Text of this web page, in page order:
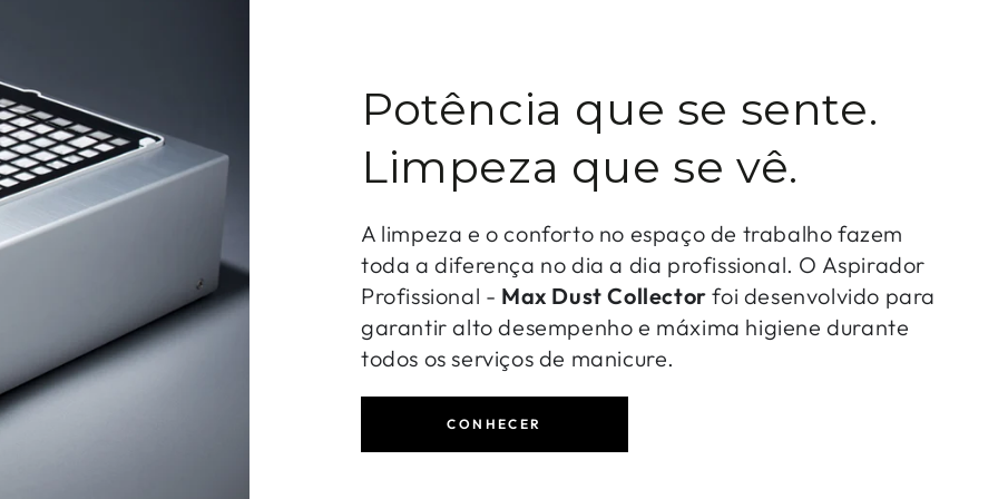
Potência que se sente.
Limpeza que se vê.
A limpeza e o conforto no espaço de trabalho fazem
toda a diferença no dia a dia profissional. O Aspirador
Profissional - Max Dust Collectorfoi desenvolvido para
garantir alto desempenho e máxima higiene durante
todos os serviços de manicure.
CONHECER